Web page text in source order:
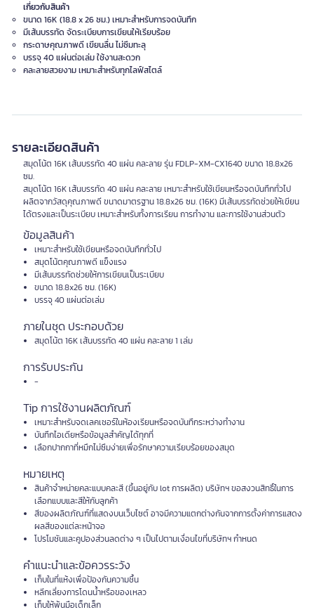
เกี่ยวกับสินค้า
ขนาด 16K (18.8 x 26 ซม.) เหมาะสำหรับการจดบันทึก
มีเส้นบรรทัด จัดระเบียบการเขียนให้เรียบร้อย
กระดาษคุณภาพดี เขียนลื่น ไม่ซึมทะลุ
บรรจุ 40 แผ่นต่อเล่ม ใช้งานสะดวก
คละลายสวยงาม เหมาะสำหรับทุกไลฟ์สไตล์
รายละเอียดสินค้า
สมุดโน้ต 16K เส้นบรรทัด 40 แผ่น คละลาย รุ่น FDLP-XM-CX1640 ขนาด 18.8x26
ซม.
สมุดโน้ต 16K เส้นบรรทัด 40 แผ่น คละลาย เหมาะสำหรับใช้เขียนหรือจดบันทึกทั่วไป
ผลิตจากวัสดุคุณภาพดี ขนาดมาตรฐาน 18.8x26 ซม. (16K) มีเส้นบรรทัดช่วยให้เขียน
ได้ตรงและเป็นระเบียบ เหมาะสำหรับทั้งการเรียน การทำงาน และการใช้งานส่วนตัว
ข้อมูลสินค้า
เหมาะสำหรับใช้เขียนหรือจดบันทึกทั่วไป
สมุดโน้ตคุณภาพดี แข็งแรง
มีเส้นบรรทัดช่วยให้การเขียนเป็นระเบียบ
ขนาด 18.8x26 ซม. (16K)
บรรจุ 40 แผ่นต่อเล่ม
ภายในชุด ประกอบด้วย
สมุดโน้ต 16K เส้นบรรทัด 40 แผ่น คละลาย 1 เล่ม
การรับประกัน
-
Tip การใช้งานผลิตภัณฑ์
เหมาะสำหรับจดเลคเชอร์ในห้องเรียนหรือจดบันทึกระหว่างทำงาน
บันทึกไอเดียหรือข้อมูลสำคัญได้ทุกที่
เลือกปากกาที่หมึกไม่ซึมง่ายเพื่อรักษาความเรียบร้อยของสมุด
หมายเหตุ
สินค้าจำหน่ายคละแบบคละสี (ขึ้นอยู่กับ lot การผลิต) บริษัทฯ ขอสงวนสิทธิ์ในการ
เลือกแบบและสีให้กับลูกค้า
สีของผลิตภัณฑ์ที่แสดงบนเว็บไซต์ อาจมีความแตกต่างกันจากการตั้งค่าการแสดง
ผลสีของแต่ละหน้าจอ
โปรโมชันและคูปองส่วนลดต่าง ๆ เป็นไปตามเงื่อนไขที่บริษัทฯ กำหนด
คำแนะนำและข้อควรระวัง
เก็บในที่แห้งเพื่อป้องกันความชื้น
หลีกเลี่ยงการโดนน้ำหรือของเหลว
เก็บให้พ้นมือเด็กเล็ก